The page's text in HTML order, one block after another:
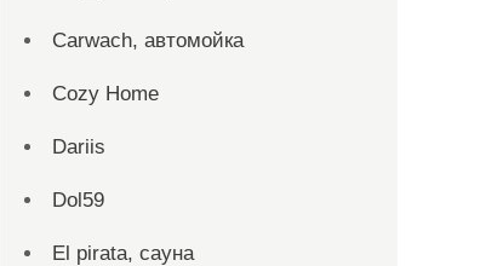
Carwach, автомойка
Cozy Home
Dariis
Dol59
El pirata, сауна